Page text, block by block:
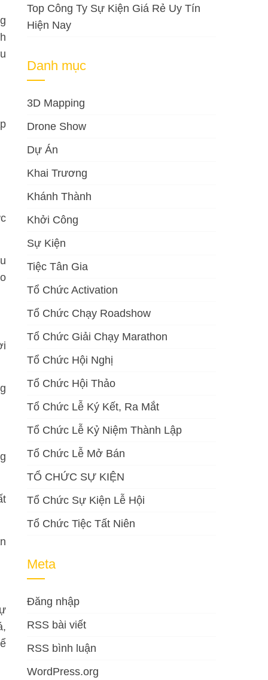
Top Công Ty Sự Kiện Giá Rẻ Uy Tín
Hiện Nay
Danh mục
3D Mapping
Drone Show
Dự Án
Khai Trương
Khánh Thành
Khởi Công
Sự Kiện
Tiệc Tân Gia
Tổ Chức Activation
Tổ Chức Chạy Roadshow
Tổ Chức Giải Chạy Marathon
Tổ Chức Hội Nghị
Tổ Chức Hội Thảo
Tổ Chức Lễ Ký Kết, Ra Mắt
Tổ Chức Lễ Kỷ Niệm Thành Lập
Tổ Chức Lễ Mở Bán
TỔ CHỨC SỰ KIỆN
Tổ Chức Sự Kiện Lễ Hội
Tổ Chức Tiệc Tất Niên
Meta
Đăng nhập
RSS bài viết
RSS bình luận
WordPress.org